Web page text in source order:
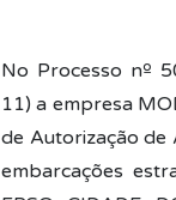
No Processo nº
11) a empresa
de Autorização de
embarcações